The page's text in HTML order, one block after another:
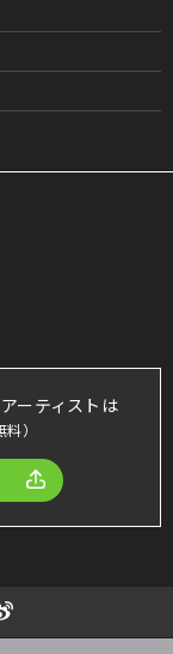
ーティストは
料）